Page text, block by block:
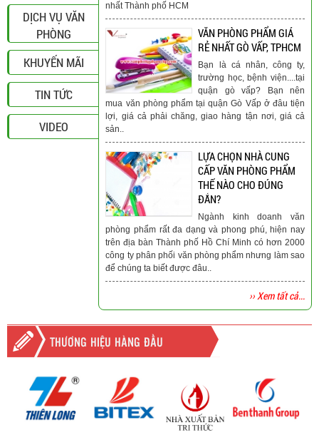
DỊCH VỤ VĂN
PHÒNG
KHUYẾN MÃI
TIN TỨC
VIDEO
nhất Thành phố HCM
VĂN PHÒNG PHẨM GIÁ
RẺ NHẤT GÒ VẤP, TPHCM
Bạn là cá nhân, công ty,
trường học, bệnh viện....tại
quận gò vấp? Bạn nên
mua văn phòng phẩm tại quận Gò Vấp ở đâu tiện
lợi, giá cả phải chăng, giao hàng tận nơi, giá cả
sản..
LỰA CHỌN NHÀ CUNG
CẤP VĂN PHÒNG PHẨM
THẾ NÀO CHO ĐÚNG
ĐẮN?
Ngành kinh doanh văn
phòng phẩm rất đa dạng và phong phú, hiện nay
trên địa bàn Thành phố Hồ Chí Minh có hơn 2000
công ty phân phối văn phòng phẩm nhưng làm sao
để chúng ta biết được đâu..
›› Xem tất cả...
THƯƠNG HIỆU HÀNG ĐẦU